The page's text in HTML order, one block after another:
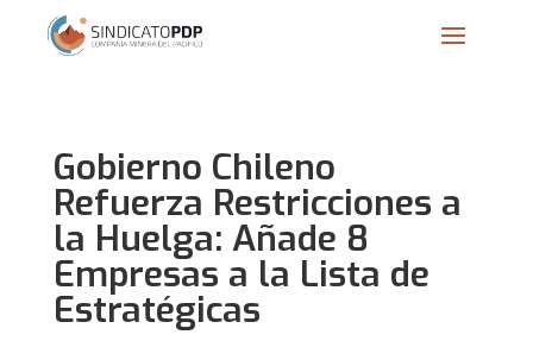
Gobierno Chileno
Refuerza Restricciones a
la Huelga: Añade 8
Empresas a la Lista de
Estratégicas